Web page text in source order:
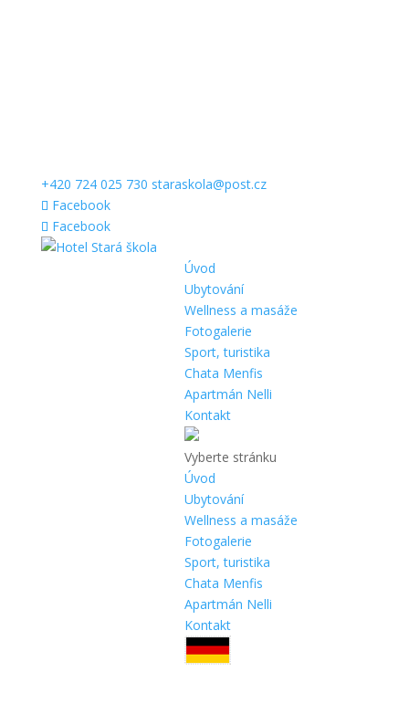
+420 724 025 730 staraskola@post.cz
Facebook
Facebook
Úvod
Ubytování
Wellness a masáže
Fotogalerie
Sport, turistika
Chata Menfis
Apartmán Nelli
Kontakt
Vyberte stránku
Úvod
Ubytování
Wellness a masáže
Fotogalerie
Sport, turistika
Chata Menfis
Apartmán Nelli
Kontakt